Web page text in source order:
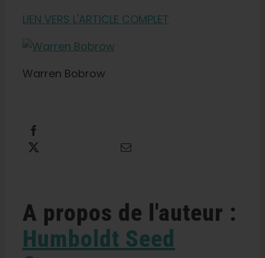
LIEN VERS L'ARTICLE COMPLET
Warren Bobrow
A propos de l'auteur :
Humboldt Seed